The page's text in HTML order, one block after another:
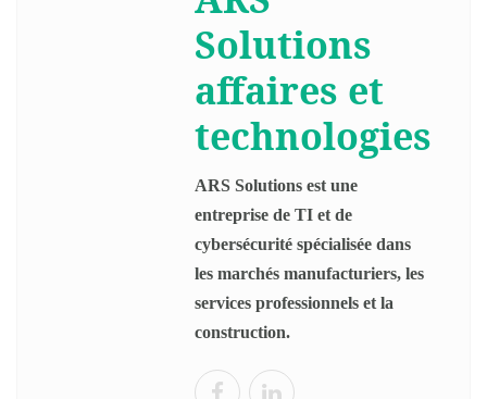
Solutions
affaires et
technologies
ARS Solutions est une
entreprise de TI et de
cybersécurité spécialisée dans
les marchés manufacturiers, les
services professionnels et la
construction.